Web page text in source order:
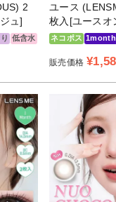
2
ュ]
低含水
ユース
枚入[ユースオ
ネコポス 1month
販売価格 ¥